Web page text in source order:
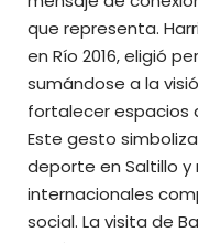
que representa.
en Río 2016, eligió
sumándose a la
fortalecer espacios
Este gesto
deporte en Saltillo
internacionales
social. La visita de